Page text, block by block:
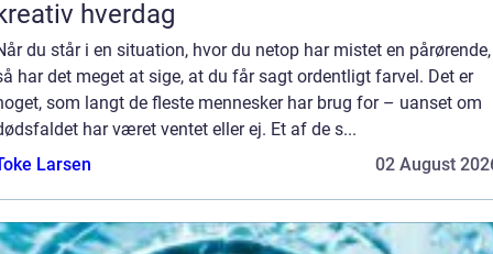
hverdag
du står i en situation, hvor du netop har mistet en pårørende,
har det meget at sige, at du får sagt ordentligt farvel. Det er
som langt de fleste mennesker har brug for – uanset om
har været ventet eller ej. Et af de s...
Larsen
02 August